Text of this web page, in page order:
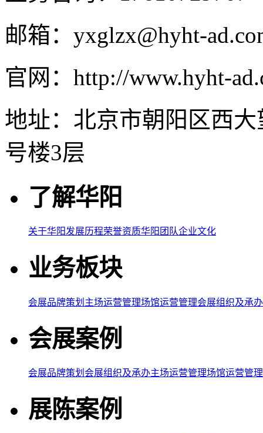
邮箱：yxglzx@hyht-
官网：http://www.hyht-
地址：北京市朝阳区西
号楼3层
了解华阳
关于华阳发展历程荣誉资质华阳团队企业文化
业务板块
会展品牌策划 主场运营管理场馆运营管理会展组织及承办
会展案例
会展品牌策划 会展组织及承办主场运营管理场馆运营管理
展陈案例